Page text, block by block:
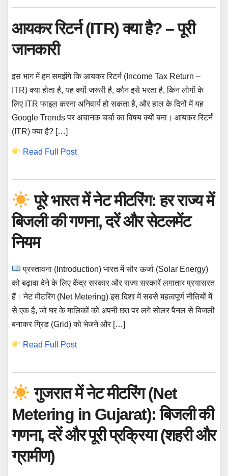
आयकर रिटर्न (ITR) क्या है? – पूरी
जानकारी
इस भाग में हम समझेंगे कि आयकर रिटर्न (Income Tax Return –
ITR) क्या होता है, यह क्यों जरूरी है, कौन इसे भरता है, किन लोगों के
लिए ITR फाइल करना अनिवार्य हो सकता है, और हाल के दिनों में यह
Google Trends पर अचानक चर्चा का विषय क्यों बना। आयकर रिटर्न
(ITR) क्या है? […]
Read Full Post
पूरे भारत में नेट मीटरिंग: हर राज्य में
बिजली की गणना, दरें और सेटलमेंट
नियम
प्रस्तावना (Introduction) भारत में सौर ऊर्जा (Solar Energy)
को बढ़ावा देने के लिए केंद्र सरकार और राज्य सरकारें लगातार प्रयासरत
हैं। नेट मीटरिंग (Net Metering) इस दिशा में सबसे महत्वपूर्ण नीतियों में
से एक है, जो घर के मालिकों को अपनी छत पर लगे सोलर पैनल से बिजली
बनाकर ग्रिड (Grid) को भेजने और […]
Read Full Post
गुजरात में नेट मीटरिंग (Net
Metering in Gujarat): बिजली की
गणना, दरें और पूरी प्रक्रिया (शहरी और
ग्रामीण)